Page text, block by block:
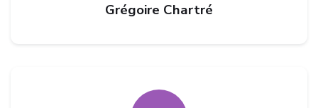
Grégoire Chartré